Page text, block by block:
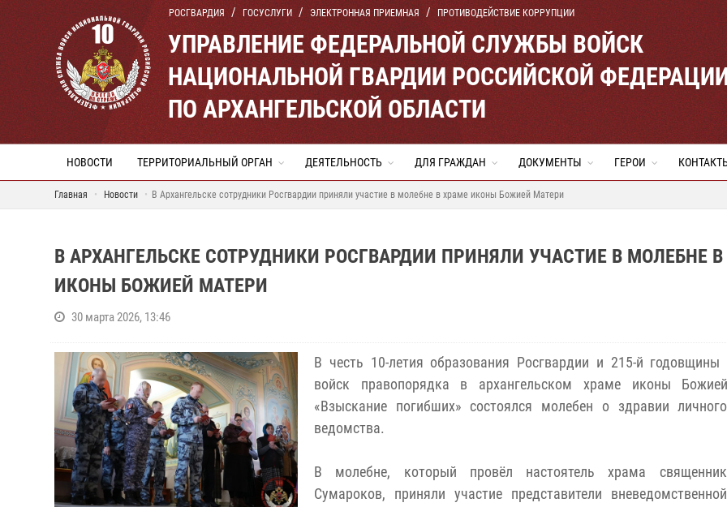
РОСГВАРДИЯ ГОСУСЛУГИ ЭЛЕКТРОННАЯ ПРИЕМНАЯ ПРОТИВОДЕЙСТВИЕ КОРРУПЦИИ
УПРАВЛЕНИЕ ФЕДЕРАЛЬНОЙ СЛУЖБЫ ВОЙСК
НАЦИОНАЛЬНОЙ ГВАРДИИ РОССИЙСКОЙ
ПО АРХАНГЕЛЬСКОЙ ОБЛАСТИ
НОВОСТИ ТЕРРИТОРИАЛЬНЫЙ ОРГАН ДЕЯТЕЛЬНОСТЬ ДЛЯ ГРАЖДАН ДОКУМЕНТЫ ГЕРОИ
Главная Новости В Архангельске сотрудники Росгвардии приняли участие в молебне в храме иконы Божией Матери
В АРХАНГЕЛЬСКЕ СОТРУДНИКИ РОСГВАРДИИ ПРИНЯЛИ УЧАСТИЕ В МОЛЕБНЕ
ИКОНЫ БОЖИЕЙ МАТЕРИ
30 марта 2026, 13:46
В честь 10-летия образования Росгвардии и 215-й годовщины
войск правопорядка в архангельском храме иконы
«Взыскание погибших» состоялся молебен о здравии
ведомства.
В молебне, который провёл настоятель храма
Сумароков, приняли участие представители